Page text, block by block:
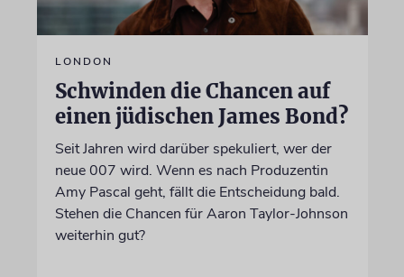
LONDON
Schwinden die Chancen auf
einen jüdischen James Bond?
Seit Jahren wird darüber spekuliert, wer der
neue 007 wird. Wenn es nach Produzentin
Amy Pascal geht, fällt die Entscheidung bald.
Stehen die Chancen für Aaron Taylor-Johnson
weiterhin gut?